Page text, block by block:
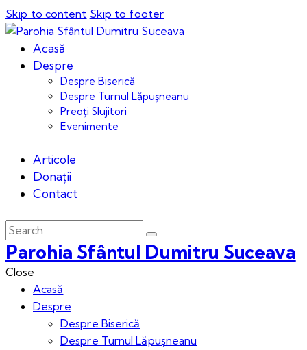
Skip to content Skip to footer
Acasă
Despre
Despre Biserică
Despre Turnul Lăpușneanu
Preoți Slujitori
Evenimente
Articole
Donații
Contact
Parohia Sfântul Dumitru Suceava
Close
Acasă
Despre
Despre Biserică
Despre Turnul Lăpușneanu